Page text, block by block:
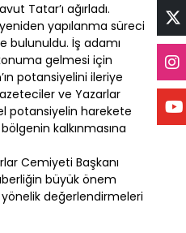
Tatar’ı ağırladı.
yapılanma süreci
bulunuldu. İş adamı
gelmesi için
potansiyelini ileriye
ve Yazarlar
potansiyelin harekete
kalkınmasına
Cemiyeti Başkanı
büyük önem
yönelik değerlendirmeleri